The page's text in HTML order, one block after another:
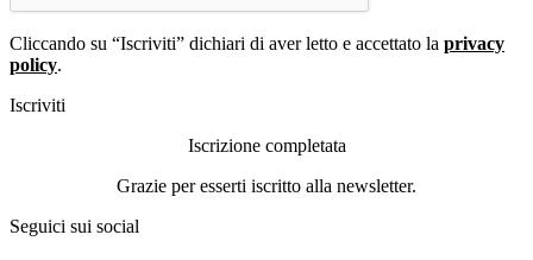
Cliccando su “Iscriviti” dichiari di aver letto e accettato la privacy
policy.
Iscriviti
Iscrizione completata
Grazie per esserti iscritto alla newsletter.
Seguici sui social